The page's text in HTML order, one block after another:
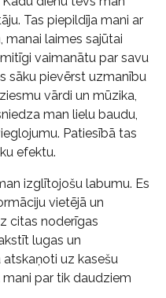
Tas piepildīja mani ar
manai laimes sajūtai
vaimanātu par savu
sāku pievērst uzmanību
vārdi un mūzika,
man lielu baudu,
Patiesībā tas
efektu.
izglītojošu labumu. Es
vietējā un
citas noderīgas
lugas un
uz kasešu
par tik daudziem